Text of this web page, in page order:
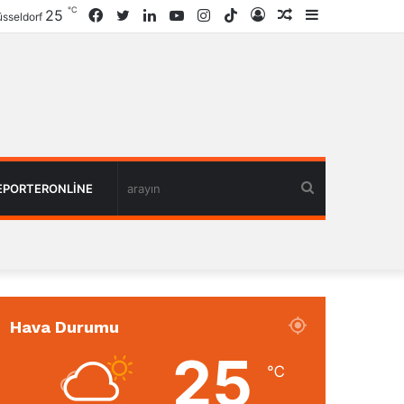
Rastgele
Giriş
TikTok
Instagram
YouTube
LinkedIn
Twitter
Facebook
25 ℃
Hava Durumu
25 ℃